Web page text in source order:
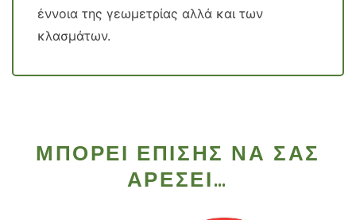
έννοια της γεωμετρίας αλλά και των
κλασμάτων.
ΜΠΟΡΕΊ ΕΠΊΣΗΣ ΝΑ ΣΑΣ
ΑΡΈΣΕΙ…